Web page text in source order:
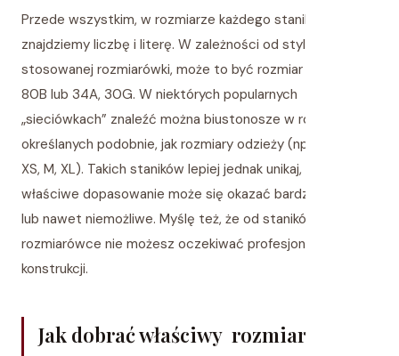
Przede wszystkim, w rozmiarze każdego stanika
znajdziemy liczbę i literę. W zależności od stylu
stosowanej rozmiarówki, może to być rozmiar 70C, 75G,
80B lub 34A, 30G. W niektórych popularnych
„sieciówkach” znaleźć można biustonosze w rozmiarach
określanych podobnie, jak rozmiary odzieży (np. 34, 38,
XS, M, XL). Takich staników lepiej jednak unikaj, gdyż ich
właściwe dopasowanie może się okazać bardzo trudne
lub nawet niemożliwe. Myślę też, że od staników w takiej
rozmiarówce nie możesz oczekiwać profesjonalnej
konstrukcji.
Jak dobrać właściwy rozmiar